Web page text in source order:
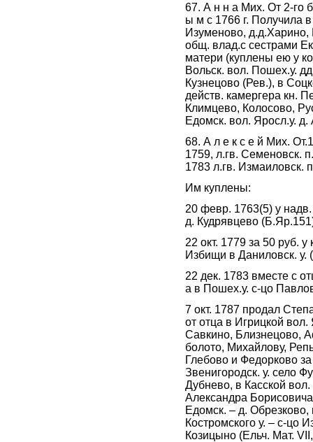
67. А н н а Мих. От 2-го
ы м с 1766 г. Получила
Изуменово,
общ. влад.с сестрами
матери (куплены ею у
Вольск. вол. Пошех.у.
Кузнецово (Рев.), в
действ. камергера кн.
Климцево, Колосово,
Едомск. вол. Яросл.у.
68. А л е к с е й Мих.
1759, л.гв. Семеновск.
1783 л.гв. Измаиловск.
Им куплены:
20 февр. 1763(5) у
д. Кудрявцево
22 окт. 1779 за 50 руб.
Избищи в Даниловск. у.
22 дек. 1783 вместе с
а в Пошех.у. с-цо
7 окт. 1787 продал
от отца в Игрицкой
Савкино, Близнецово,
болото, Михайлову,
Глебово и Федорково
Звенигородск. у. село
Дубнево, в Касской вол.
Александра
Едомск. – д.
Костромского у. – с-цо
Козицыно (Ельч. Мат.